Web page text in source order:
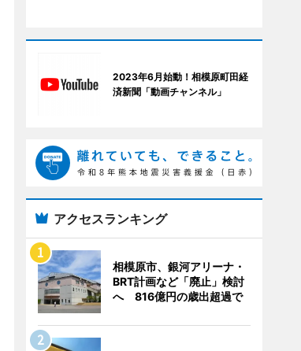
2023年6月始動！相模原町田経
済新聞「動画チャンネル」
アクセスランキング
相模原市、銀河アリーナ・
BRT計画など「廃止」検討
へ 816億円の歳出超過で